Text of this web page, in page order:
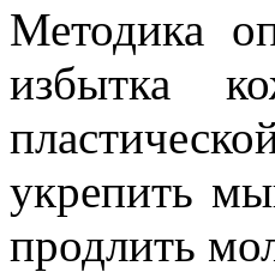
Методика
избытка
укрепить
продлить